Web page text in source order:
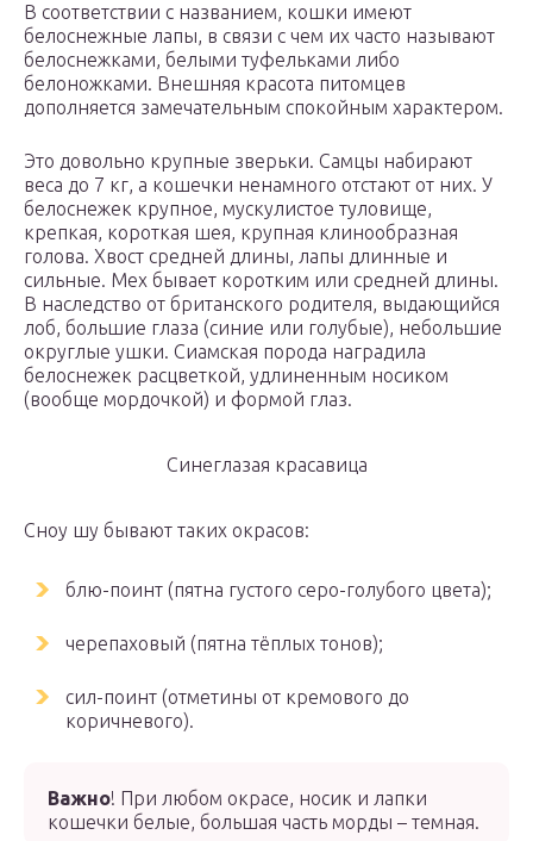
В соответствии с названием, кошки имеют
белоснежные лапы, в связи с чем их часто называют
белоснежками, белыми туфельками либо
белоножками. Внешняя красота питомцев
дополняется замечательным спокойным характером.
Это довольно крупные зверьки. Самцы набирают
веса до 7 кг, а кошечки ненамного отстают от них. У
белоснежек крупное, мускулистое туловище,
крепкая, короткая шея, крупная клинообразная
голова. Хвост средней длины, лапы длинные и
сильные. Мех бывает коротким или средней длины.
В наследство от британского родителя, выдающийся
лоб, большие глаза (синие или голубые), небольшие
округлые ушки. Сиамская порода наградила
белоснежек расцветкой, удлиненным носиком
(вообще мордочкой) и формой глаз.
Синеглазая красавица
Сноу шу бывают таких окрасов:
блю-поинт (пятна густого серо-голубого цвета);
черепаховый (пятна тёплых тонов);
сил-поинт (отметины от кремового до
коричневого).
Важно! При любом окрасе, носик и лапки
кошечки белые, большая часть морды – темная.